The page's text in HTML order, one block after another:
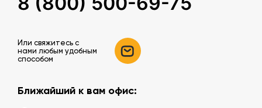
Или свяжитесь c
нами любым удобным
способом
Ближайший к вам офис: